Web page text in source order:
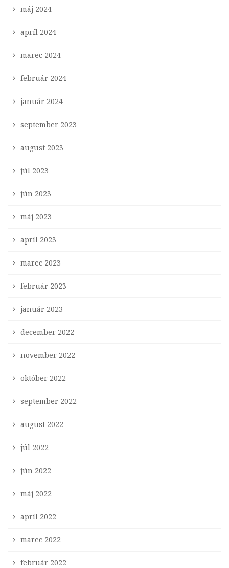
máj 2024
apríl 2024
marec 2024
február 2024
január 2024
september 2023
august 2023
júl 2023
jún 2023
máj 2023
apríl 2023
marec 2023
február 2023
január 2023
december 2022
november 2022
október 2022
september 2022
august 2022
júl 2022
jún 2022
máj 2022
apríl 2022
marec 2022
február 2022